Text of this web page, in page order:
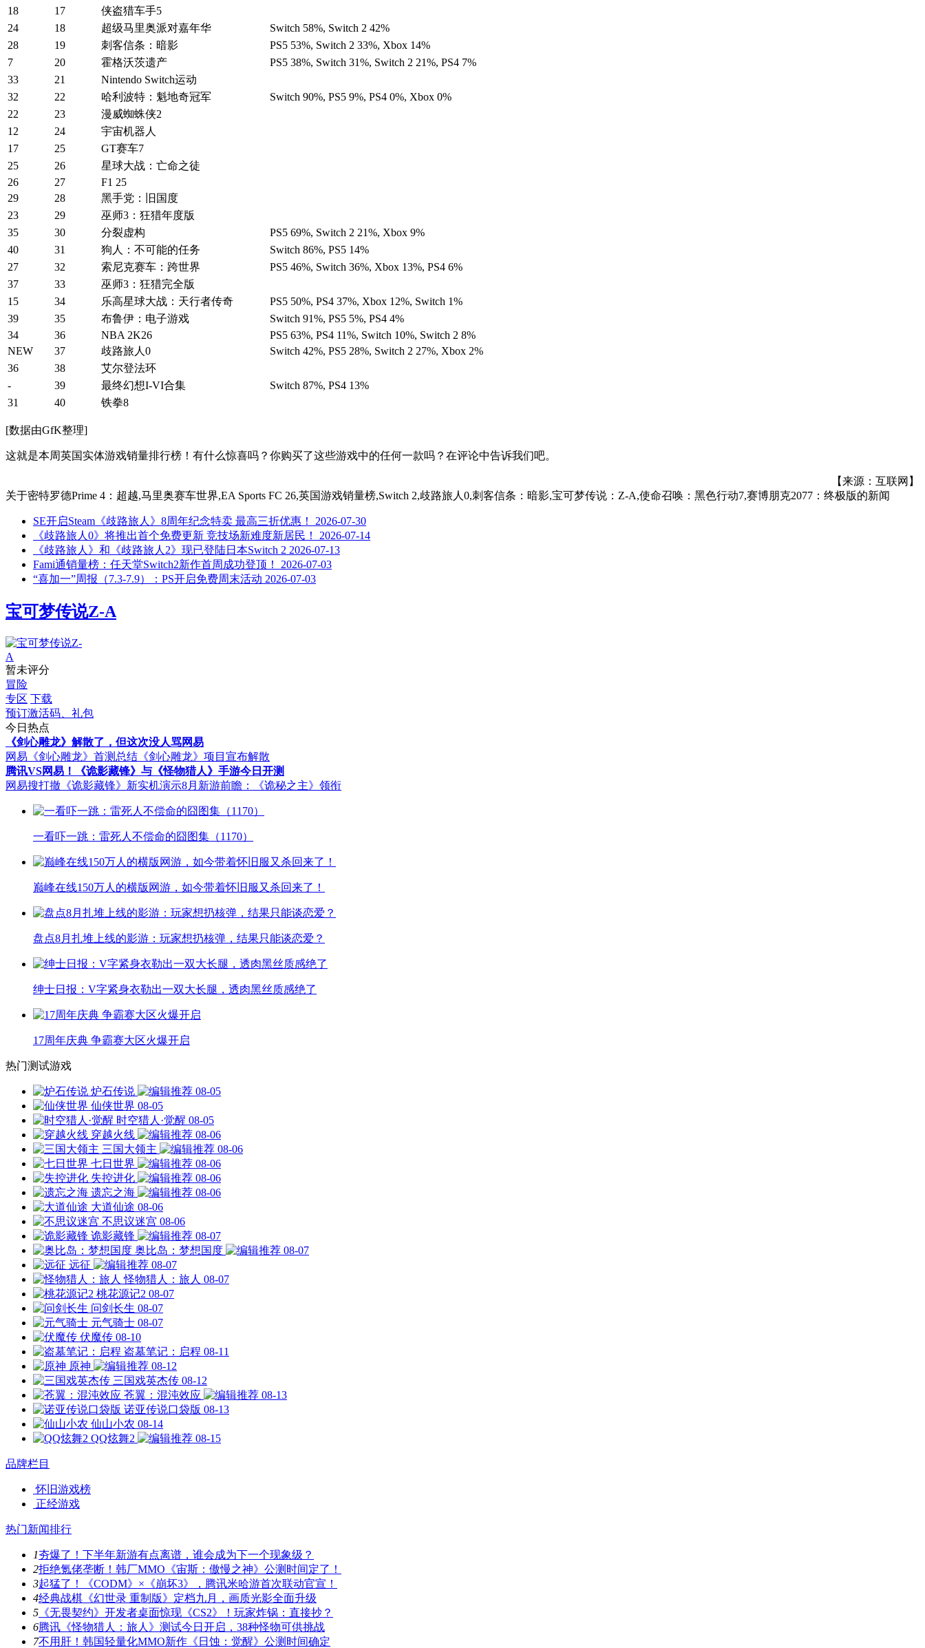
18
17
侠盗猎车手5
24
18 超级马里奥派对嘉年华
Switch 58%, Switch 2 42%
28
19 刺客信条：暗影
PS5 53%, Switch 2 33%, Xbox 14%
7
20 霍格沃茨遗产
PS5 38%, Switch 31%, Switch 2 21%, PS4 7%
33
21
Nintendo Switch运动
32
22 哈利波特：魁地奇冠军
Switch 90%, PS5 9%, PS4 0%, Xbox 0%
22
23
漫威蜘蛛侠2
12
24
宇宙机器人
17
25
GT赛车7
25
26
星球大战：亡命之徒
26
27
F1 25
29
28
黑手党：旧国度
23
29
巫师3：狂猎年度版
35
30 分裂虚构
PS5 69%, Switch 2 21%, Xbox 9%
40
31 狗人：不可能的任务
Switch 86%, PS5 14%
27
32 索尼克赛车：跨世界
PS5 46%, Switch 36%, Xbox 13%, PS4 6%
37
33
巫师3：狂猎完全版
15
34 乐高星球大战：天行者传奇
PS5 50%, PS4 37%, Xbox 12%, Switch 1%
39
35 布鲁伊：电子游戏
Switch 91%, PS5 5%, PS4 4%
34
36 NBA 2K26
PS5 63%, PS4 11%, Switch 10%, Switch 2 8%
NEW
37 歧路旅人0
Switch 42%, PS5 28%, Switch 2 27%, Xbox 2%
36
38
艾尔登法环
-
39 最终幻想I-VI合集
Switch 87%, PS4 13%
31
40 铁拳8
[数据由GfK整理]
这就是本周英国实体游戏销量排行榜！有什么惊喜吗？你购买了这些游戏中的任何一款吗？在评论中告诉我们吧。
【来源：互联网】
关于密特罗德Prime 4：超越,马里奥赛车世界,EA Sports FC 26,英国游戏销量榜,Switch 2,歧路旅人0,刺客信条：暗影,宝可梦传说：Z-A,使命召唤：黑色行动7,赛博朋克2077：终极版的新闻
SE开启Steam《歧路旅人》8周年纪念特卖 最高三折优惠！
2026-07-30
《歧路旅人0》将推出首个免费更新 竞技场新难度新居民！
2026-07-14
《歧路旅人》和《歧路旅人2》现已登陆日本Switch 2 2026-07-13
Fami通销量榜：任天堂Switch2新作首周成功登顶！
2026-07-03
“喜加一”周报（7.3-7.9）：PS开启免费周末活动 2026-07-03
宝可梦传说Z-A
暂未评分
冒险
专区 下载
预订激活码、礼包
今日热点
《剑心雕龙》解散了，但这次没人骂网易
网易《剑心雕龙》首测总结 《剑心雕龙》项目宣布解散
腾讯VS网易！《诡影藏锋》与《怪物猎人》手游今日开测
网易搜打撤《诡影藏锋》新实机演示8月新游前瞻：《诡秘之主》领衔
一看吓一跳：雷死人不偿命的囧图集（1170）
巅峰在线150万人的横版网游，如今带着怀旧服又杀回来了！
盘点8月扎堆上线的影游：玩家想扔核弹，结果只能谈恋爱？
绅士日报：V字紧身衣勒出一双大长腿，透肉黑丝质感绝了
17周年庆典 争霸赛大区火爆开启
热门测试游戏
炉石传说
08-05
仙侠世界 08-05
时空猎人·觉醒 08-05
穿越火线
08-06
三国大领主
08-06
七日世界
08-06
失控进化
08-06
遗忘之海
08-06
大道仙途 08-06
不思议迷宫 08-06
诡影藏锋
08-07
奥比岛：梦想国度
08-07
远征
08-07
怪物猎人：旅人 08-07
桃花源记2 08-07
问剑长生 08-07
元气骑士 08-07
伏魔传 08-10
盗墓笔记：启程 08-11
原神
08-12
三国戏英杰传 08-12
苍翼：混沌效应
08-13
诺亚传说口袋版 08-13
仙山小农 08-14
QQ炫舞2
08-15
品牌栏目
怀旧游戏榜
正经游戏
热门新闻排行
1夯爆了！下半年新游有点离谱，谁会成为下一个现象级？
2拒绝氪佬垄断！韩厂MMO《宙斯：傲慢之神》公测时间定了！
3起猛了！《CODM》×《崩坏3》，腾讯米哈游首次联动官宣！
4经典战棋《幻世录 重制版》定档九月，画质光影全面升级
5 《无畏契约》开发者桌面惊现《CS2》！玩家炸锅：直接抄？
6腾讯《怪物猎人：旅人》测试今日开启，38种怪物可供挑战
7不用肝！韩国轻量化MMO新作《日蚀：觉醒》公测时间确定